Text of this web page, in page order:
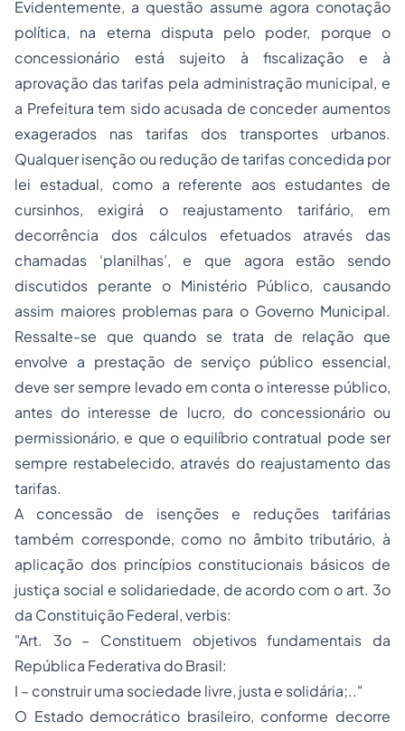
Evidentemente, a questão assume agora conotação
política, na eterna disputa pelo poder, porque o
concessionário está sujeito à fiscalização e à
aprovação das tarifas pela administração municipal, e
a Prefeitura tem sido acusada de conceder aumentos
exagerados nas tarifas dos transportes urbanos.
Qualquer isenção ou redução de tarifas concedida por
lei estadual, como a referente aos estudantes de
cursinhos, exigirá o reajustamento tarifário, em
decorrência dos cálculos efetuados através das
chamadas ‘planilhas’, e que agora estão sendo
discutidos perante o Ministério Público, causando
assim maiores problemas para o Governo Municipal.
Ressalte-se que quando se trata de relação que
envolve a prestação de serviço público essencial,
deve ser sempre levado em conta o interesse público,
antes do interesse de lucro, do concessionário ou
permissionário, e que o equilíbrio contratual pode ser
sempre restabelecido, através do reajustamento das
tarifas.
A concessão de isenções e reduções tarifárias
também corresponde, como no âmbito tributário, à
aplicação dos princípios constitucionais básicos de
justiça social e solidariedade, de acordo com o art. 3o
da Constituição Federal,verbis:
"Art. 3o – Constituem objetivos fundamentais da
República Federativa do Brasil:
I – construir uma sociedade livre, justa e solidária;.."
O Estado democrático brasileiro, conforme decorre